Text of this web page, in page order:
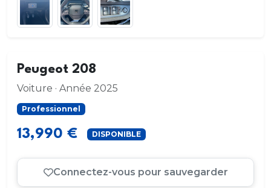
Peugeot 208
Voiture · Année 2025
Professionnel
13,990 € DISPONIBLE
Connectez-vous pour sauvegarder